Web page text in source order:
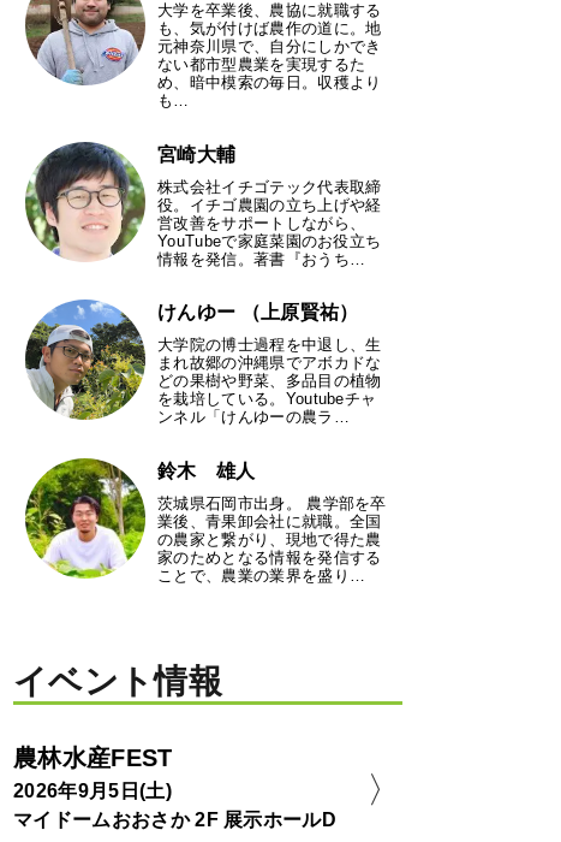
大学を卒業後、農協に就職する
も、気が付けば農作の道に。地
元神奈川県で、自分にしかでき
ない都市型農業を実現するた
め、暗中模索の毎日。収穫より
も…
宮崎大輔
株式会社イチゴテック代表取締
役。イチゴ農園の立ち上げや経
営改善をサポートしながら、
YouTubeで家庭菜園のお役立ち
情報を発信。著書『おうち…
けんゆー （上原賢祐）
大学院の博士過程を中退し、生
まれ故郷の沖縄県でアボカドな
どの果樹や野菜、多品目の植物
を栽培している。Youtubeチャ
ンネル「けんゆーの農ラ…
鈴木 雄人
茨城県石岡市出身。 農学部を卒
業後、青果卸会社に就職。全国
の農家と繋がり、現地で得た農
家のためとなる情報を発信する
ことで、農業の業界を盛り…
イベント情報
農林水産FEST
2026年9月5日(土)
マイドームおおさか 2F 展示ホールD